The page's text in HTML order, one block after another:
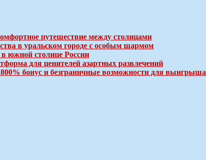
путешествие между столицами
в уральском городе с особым шармом
южной столице России
для ценителей азартных развлечений
бонус и безграничные возможности для выигрыша